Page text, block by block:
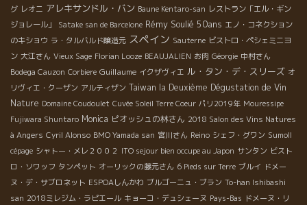
グ レオニ アレキサンドル・バン Baune Kentaro-san レストラン「エル・ギン
ジョレール」
Satake san de Barcelone Rémy Soulié 50ans エノ・コネクション
のキショウ ラ・タルバルド醸造元 スペイン Sauterne ビストロ・ペシェミニヨ
ン 大江さん Vieux Sage Florian Looze BEAUJALIEN お肉 Géorgie 中村さん
Bodega Cauzon Corbiere Guillaume イクザヴィエ ル・タン・デ・スリーズ オ
リヴィエ・クーザン アルティザン Taiwan la Deuxième Dégustation de Vin
Nature Domaine Coudoulet Cuvée Soleil Terre Coeur パリ2019年 Mouressipe
Fujiwara Shuntaro Monica ピオッシュの林さん 2018 Salon des Vins Natures
à Angers Cyril Alonso BMO Yamada san 宮川さん Reino シェフ・グワン Sumoll
cépage シャトー・メレ２００２ ITO sejour bien occupe au Japon サンタン ビスト
ロ・ソワッフ タンペット オーリックの藤元さん 6 Pieds sur Terre ブルイ ドメー
ヌ・デ・サブロネット ESPOAしんかわ ブルゴーニュ・ブラン To-han Ishibashi
san 2018ミレジム・ラピエール キョーコ・デュシェーヌ Pays-Bas ドメーヌ・リ